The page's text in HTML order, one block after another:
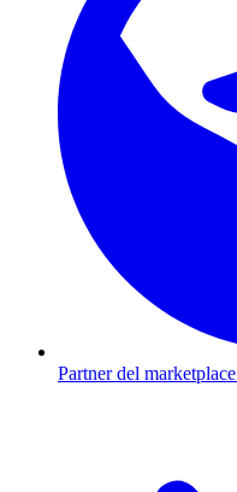
Partner del marketplace